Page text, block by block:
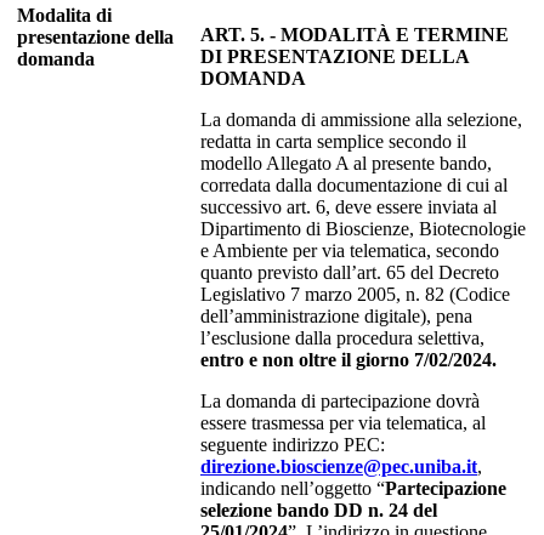
Modalita di
presentazione della
domanda
ART. 5. - MODALITÀ E TERMINE
DI PRESENTAZIONE DELLA
DOMANDA
La domanda di ammissione alla selezione,
redatta in carta semplice secondo il
modello Allegato A al presente bando,
corredata dalla documentazione di cui al
successivo art. 6, deve essere inviata al
Dipartimento di Bioscienze, Biotecnologie
e Ambiente per via telematica, secondo
quanto previsto dall’art. 65 del Decreto
Legislativo 7 marzo 2005, n. 82 (Codice
dell’amministrazione digitale), pena
l’esclusione dalla procedura selettiva,
entro e non oltre il giorno 7/02/2024.
La domanda di partecipazione dovrà
essere trasmessa per via telematica, al
seguente indirizzo PEC:
direzione.bioscienze@pec.uniba.it,
indicando nell’oggetto “Partecipazione
selezione bando DD n. 24 del